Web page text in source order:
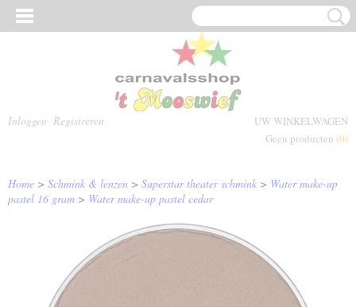
Inloggen Registreren
UW WINKELWAGEN
Geen producten (0)
Home > Schmink & lenzen > Superstar theater schmink > Water make-up
pastel 16 gram > Water make-up pastel cedar